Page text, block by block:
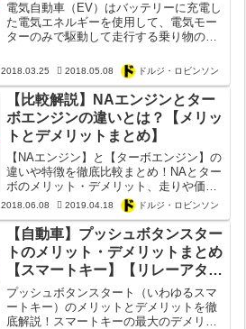
電気自動車（EV）はバッテリーに充電し
た電気エネルギーを使用して、電気モー
ターのみで駆動して走行する乗り物のこ
して数十年も前から開発が進んでおりま
す。特に海外ではEV開発が急速に進んで
おります。メルセデス...
2018.03.25 2018.05.08 ドルジ・ロビンソン
【比較解説】NAエンジンとター
ボエンジンの違いとは？【メリッ
トとデメリットまとめ】
【NAエンジン】と【ターボエンジン】の
違いや特徴を徹底比較まとめ！NAとター
ボのメリット・デメリット、走りや価格
燃費性能の違いを徹底解説！NAエンジン
とターボエンジンはどっちが優れてるの
か？
2018.06.08 2019.04.18 ドルジ・ロビンソン
【自動車】プッシュボタンスター
トのメリット・デメリットまとめ
【スマートキー】【リレーアタッ
クの防止法】
プッシュボタンスタート（いわゆるスマ
ートキー）のメリットとデメリットを徹
底解説！スマートキーの最大のデメリッ